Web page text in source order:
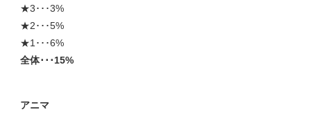
★3･･･3%
★2･･･5%
★1･･･6%
全体･･･15%
アニマ